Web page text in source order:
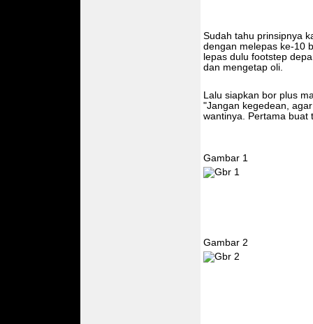
Sudah tahu prinsipnya
dengan melepas ke-10
lepas dulu footstep
dan mengetap oli.
Lalu siapkan bor plus
"Jangan kegedean,
wantinya. Pertama buat
Gambar 1
Gambar 2